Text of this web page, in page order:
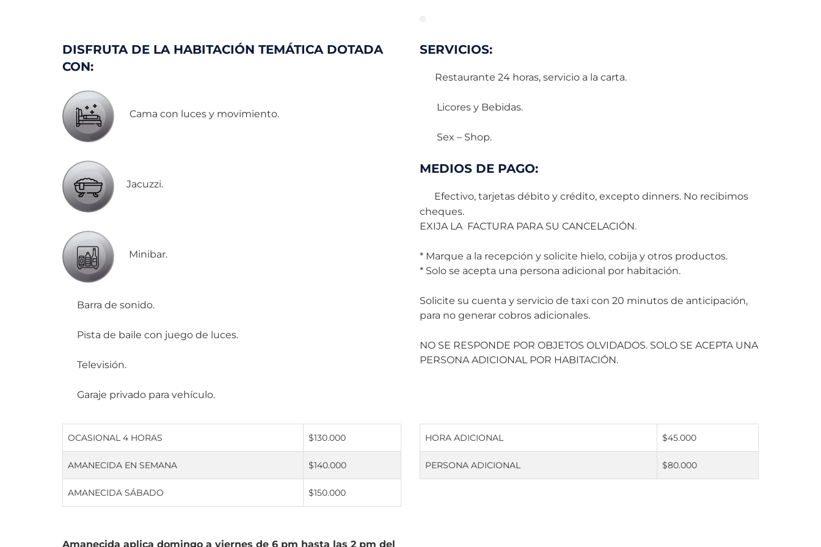
DISFRUTA DE LA HABITACIÓN TEMÁTICA DOTADA
CON:
Cama con luces y movimiento.
Jacuzzi.
Minibar.
Barra de sonido.
Pista de baile con juego de luces.
Televisión.
Garaje privado para vehículo.
SERVICIOS:
Restaurante 24 horas, servicio a la carta.
Licores y Bebidas.
Sex – Shop.
MEDIOS DE PAGO:
Efectivo, tarjetas débito y crédito, excepto dinners. No recibimos
cheques.
EXIJA LA FACTURA PARA SU CANCELACIÓN.
* Marque a la recepción y solicite hielo, cobija y otros productos.
* Solo se acepta una persona adicional por habitación.
Solicite su cuenta y servicio de taxi con 20 minutos de anticipación,
para no generar cobros adicionales.
NO SE RESPONDE POR OBJETOS OLVIDADOS. SOLO SE ACEPTA UNA
PERSONA ADICIONAL POR HABITACIÓN.
OCASIONAL 4 HORAS $130.000
AMANECIDA EN SEMANA $140.000
AMANECIDA SÁBADO $150.000
Amanecida aplica domingo a viernes de 6 pm hasta las 2 pm del
HORA ADICIONAL $45.000
PERSONA ADICIONAL $80.000